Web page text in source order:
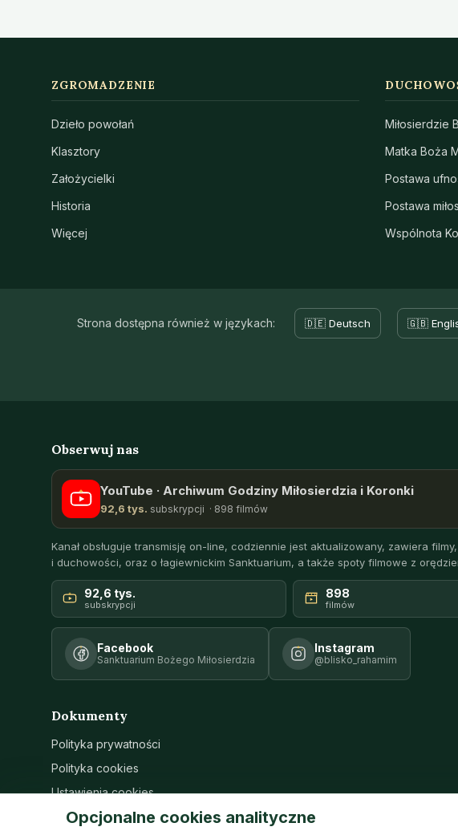
ZGROMADZENIE
Dzieło powołań
Klasztory
Założycielki
Historia
Więcej
Miłosierdzie
Matka Boża
Postawa
Postawa
Wspólnota
Strona dostępna również w językach: 🇩🇪 Deutsch 🇬🇧
Obserwuj nas
YouTube · Archiwum Godziny Miłosierdzia i Koronki
92,6 tys. subskrypcji · 898 filmów
Kanał obsługuje transmisję on-line, codziennie jest aktualizowany, zawiera
i duchowości, oraz o łagiewnickim Sanktuarium, a także spoty filmowe z
92,6 tys.
subskrypcji
898
filmów
Facebook
Sanktuarium Bożego Miłosierdzia
Instagram
@blisko_rahamim
Dokumenty
Polityka prywatności
Polityka cookies
Ustawienia cookies
Opcjonalne cookies analityczne